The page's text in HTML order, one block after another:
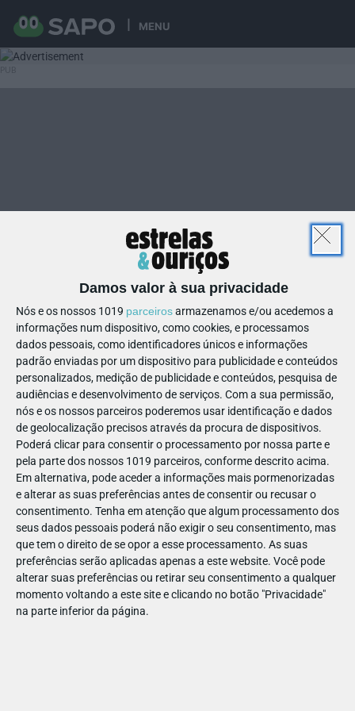
MENU
Damos valor à sua privacidade
Nós e os nossos 1019 parceirosarmazenamos e/ou acedemos a
informações num dispositivo, como cookies, e processamos
dados pessoais, como identificadores únicos e informações
padrão enviadas por um dispositivo para publicidade e conteúdos
personalizados, medição de publicidade e conteúdos, pesquisa de
audiências e desenvolvimento de serviços. Com a sua permissão,
nós e os nossos parceiros poderemos usar identificação e dados
de geolocalização precisos através da procura de dispositivos.
Poderá clicar para consentir o processamento por nossa parte e
pela parte dos nossos 1019 parceiros, conforme descrito acima.
Em alternativa, pode aceder a informações mais pormenorizadas
e alterar as suas preferências antes de consentir ou recusar o
consentimento. Tenha em atenção que algum processamento dos
seus dados pessoais poderá não exigir o seu consentimento, mas
que tem o direito de se opor a esse processamento. As suas
preferências serão aplicadas apenas a este website. Você pode
alterar suas preferências ou retirar seu consentimento a qualquer
momento voltando a este site e clicando no botão "Privacidade"
na parte inferior da página.
17
487601157812978